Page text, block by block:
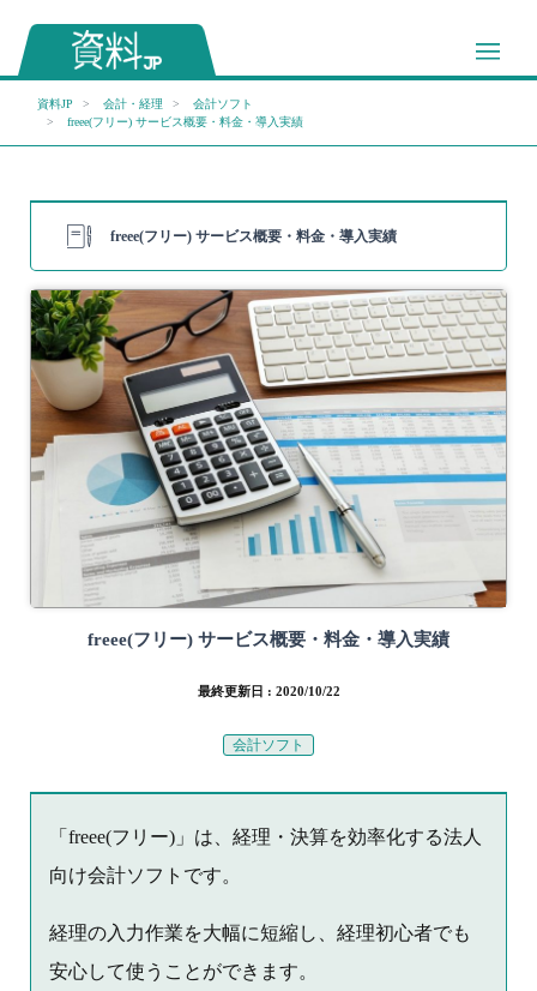
資料JP 会計・経理
会計ソフト
freee(フリー) サービス概要・料金・導入実績
freee(フリー) サービス概要・料金・導入実績
freee(フリー) サービス概要・料金・導入実績
最終更新日 : 2020/10/22
会計ソフト
「freee(フリー)」は、経理・決算を効率化する法人
向け会計ソフトです。
経理の入力作業を大幅に短縮し、経理初心者でも
安心して使うことができます。